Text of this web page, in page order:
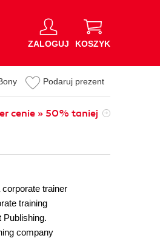
ZALOGUJ KOSZYK
Podaruj prezent
cenie » 50% taniej
trainer
training
Publishing.
company